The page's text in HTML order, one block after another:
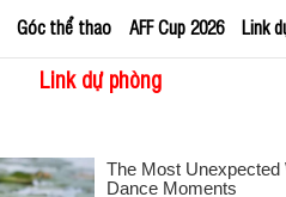
Góc thể thao AFF Cup 2026 Link
Link dự phòng